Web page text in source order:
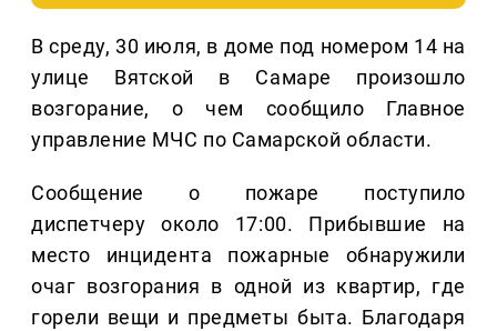
В среду, 30 июля, в доме под номером 14 на
улице Вятской в Самаре произошло
возгорание, о чем сообщило Главное
управление МЧС по Самарской области.
Сообщение о пожаре поступило
диспетчеру около 17:00. Прибывшие на
место инцидента пожарные обнаружили
очаг возгорания в одной из квартир, где
горели вещи и предметы быта. Благодаря